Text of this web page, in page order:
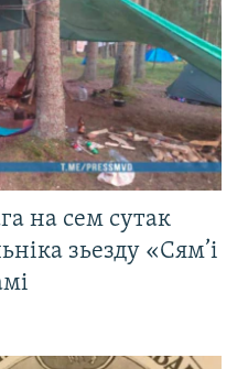
на сем сутак
зьезду «Сям’і